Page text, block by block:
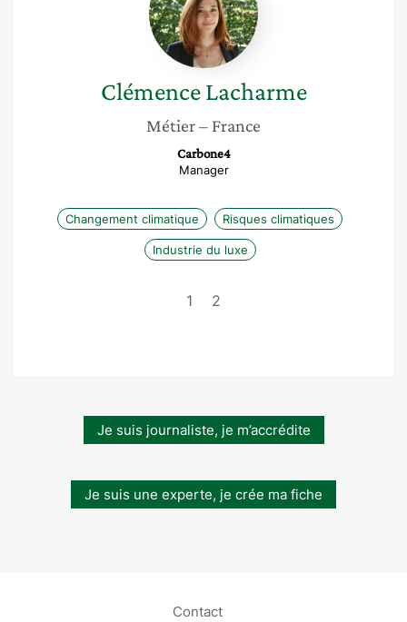
Clémence Lacharme
Métier– France
Carbone4
Manager
Changement climatique Risques climatiques
Industrie du luxe
1 2
Je suis journaliste, je m’accrédite
Je suis une experte, je crée ma fiche
Contact